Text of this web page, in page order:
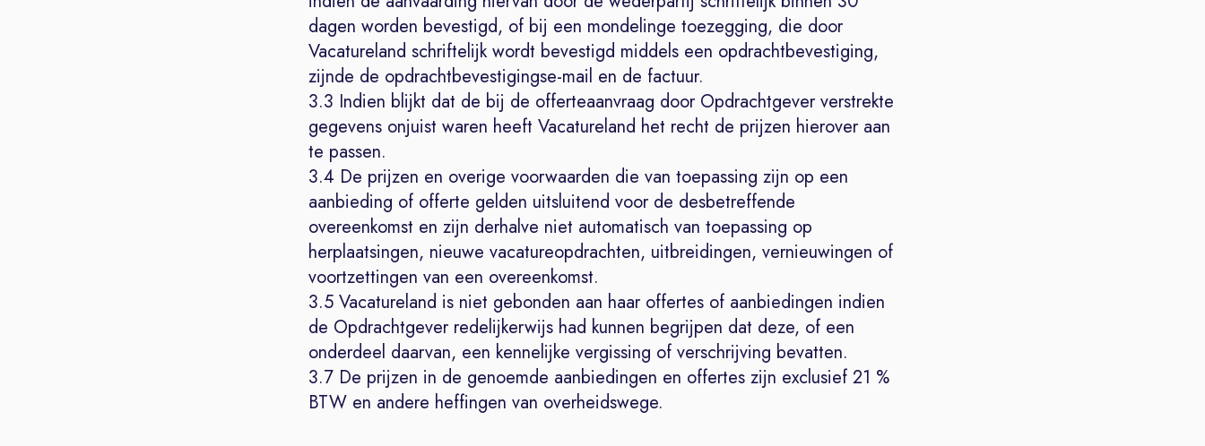
dagen worden bevestigd, of bij een mondelinge toezegging, die door
Vacatureland schriftelijk wordt bevestigd middels een opdrachtbevestiging,
zijnde de opdrachtbevestigingse-mail en de factuur.
3.3 Indien blijkt dat de bij de offerteaanvraag door Opdrachtgever verstrekte
gegevens onjuist waren heeft Vacatureland het recht de prijzen hierover aan
te passen.
3.4 De prijzen en overige voorwaarden die van toepassing zijn op een
aanbieding of offerte gelden uitsluitend voor de desbetreffende
overeenkomst en zijn derhalve niet automatisch van toepassing op
herplaatsingen, nieuwe vacatureopdrachten, uitbreidingen, vernieuwingen of
voortzettingen van een overeenkomst.
3.5 Vacatureland is niet gebonden aan haar offertes of aanbiedingen indien
de Opdrachtgever redelijkerwijs had kunnen begrijpen dat deze, of een
onderdeel daarvan, een kennelijke vergissing of verschrijving bevatten.
3.7 De prijzen in de genoemde aanbiedingen en offertes zijn exclusief 21 %
BTW en andere heffingen van overheidswege.